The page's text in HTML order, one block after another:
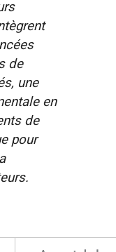
de
une
en
de
pour